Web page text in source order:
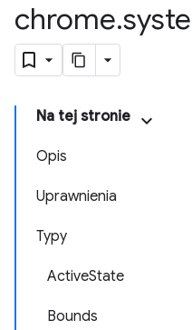
chrome.
Na tej stronie
Opis
Uprawnienia
Typy
ActiveState
Bounds